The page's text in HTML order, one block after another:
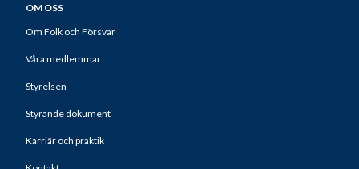
OM OSS
Om Folk och Försvar
Våra medlemmar
Styrelsen
Styrande dokument
Karriär och praktik